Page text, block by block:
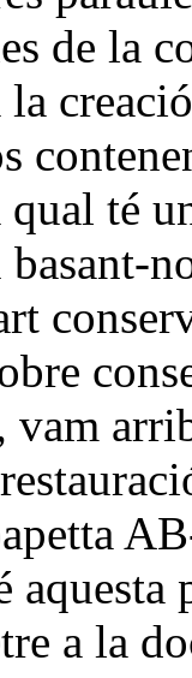
de la
té
aquesta
a la